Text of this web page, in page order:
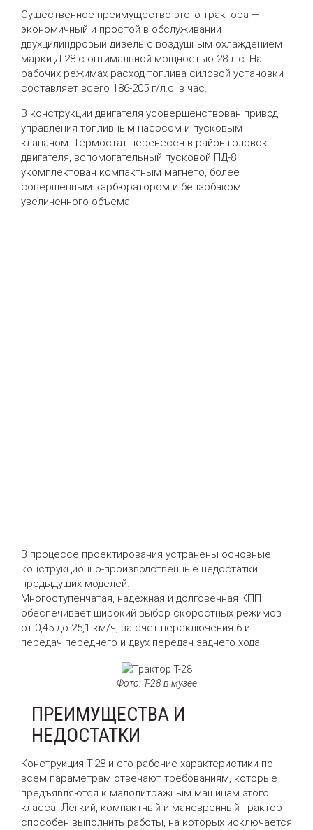
Существенное преимущество этого трактора —
экономичный и простой в обслуживании
двухцилиндровый дизель с воздушным охлаждением
марки Д-28 с оптимальной мощностью 28 л.с. На
рабочих режимах расход топлива силовой установки
составляет всего 186-205 г/л.с. в час.
В конструкции двигателя усовершенствован привод
управления топливным насосом и пусковым
клапаном. Термостат перенесен в район головок
двигателя, вспомогательный пусковой ПД-8
укомплектован компактным магнето, более
совершенным карбюратором и бензобаком
увеличенного объема.
В процессе проектирования устранены основные
конструкционно-производственные недостатки
предыдущих моделей.
Многоступенчатая, надежная и долговечная КПП
обеспечивает широкий выбор скоростных режимов
от 0,45 до 25,1 км/ч, за счет переключения 6-и
передач переднего и двух передач заднего хода.
Фото: Т-28 в музее
ПРЕИМУЩЕСТВА И
НЕДОСТАТКИ
Конструкция Т-28 и его рабочие характеристики по
всем параметрам отвечают требованиям, которые
предъявляются к малолитражным машинам этого
класса. Легкий, компактный и маневренный трактор
способен выполнить работы, на которых исключается